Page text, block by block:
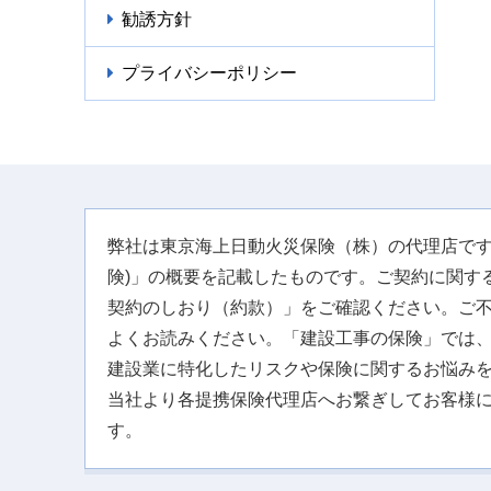
勧誘方針
プライバシーポリシー
弊社は東京海上日動火災保険（株）の代理店で
険)」の概要を記載したものです。ご契約に関
契約のしおり（約款）」をご確認ください。ご
よくお読みください。「建設工事の保険」では
建設業に特化したリスクや保険に関するお悩み
当社より各提携保険代理店へお繋ぎしてお客様
す。